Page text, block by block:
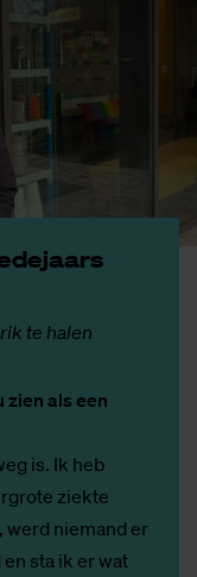
te halen
zien als een
is. Ik heb
ziekte
werd niemand er
sta ik er wat